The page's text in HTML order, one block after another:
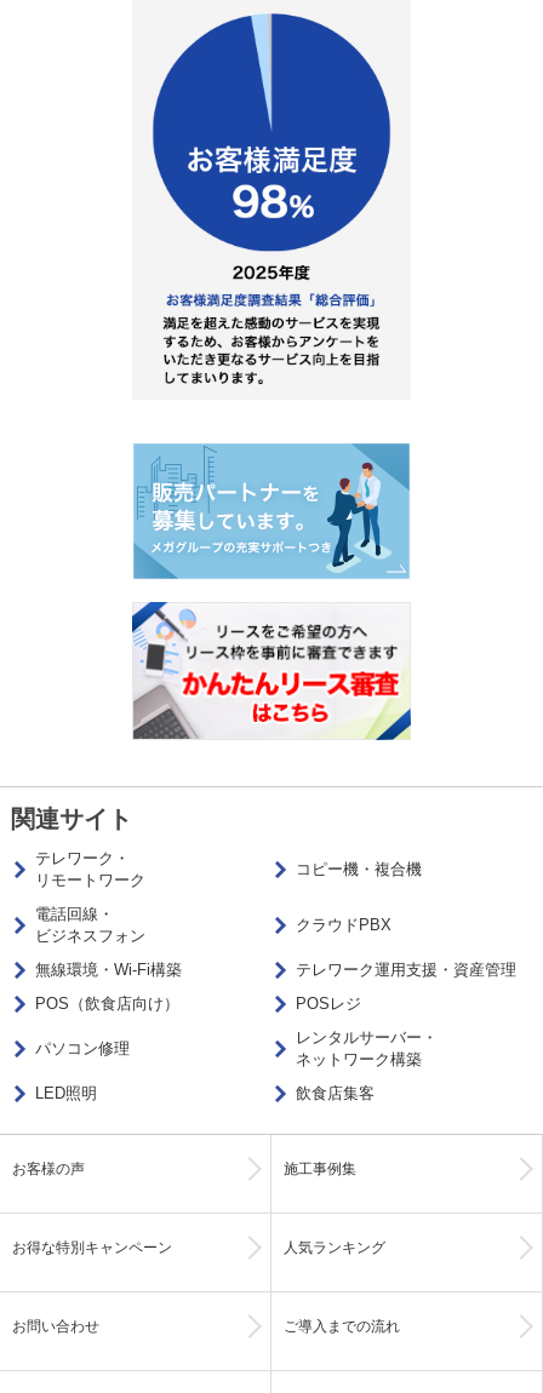
関連サイト
テレワーク・
リモートワーク
コピー機・複合機
電話回線・
ビジネスフォン
クラウドPBX
無線環境・Wi-Fi構築
テレワーク運用支援・資産管理
POS（飲食店向け）
POSレジ
パソコン修理
レンタルサーバー・
ネットワーク構築
LED照明
飲食店集客
お客様の声 施工事例集
お得な特別キャンペーン 人気ランキング
お問い合わせ ご導入までの流れ